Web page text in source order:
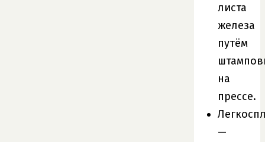
листа
железа
путём
на
прессе.
—